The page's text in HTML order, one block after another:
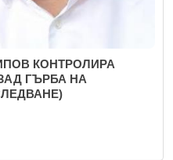
КОНТРОЛИРА
ГЪРБА НА